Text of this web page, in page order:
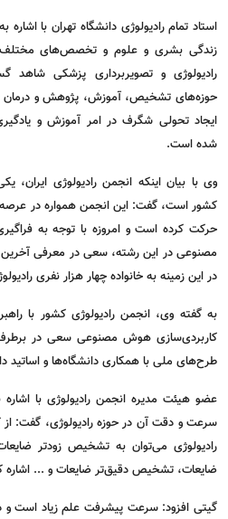
استاد تمام رادیولوژی دانشگاه تهران با
زندگی بشری و علوم و تخصص‌های
رادیولوژی و تصویربرداری پزشکی
حوزه‌های تشخیص، آموزش، پژوهش و
ایجاد تحولی شگرف در امر آموزش و
شده است.
وی با بیان اینکه انجمن رادیولوژی
کشور است، گفت: این انجمن همواره در
حرکت کرده است و امروزه با توجه به
مصنوعی در این رشته، سعی در معرفی آخرین
در این زمینه به خانواده چهار هزار نفری
به گفته وی، انجمن رادیولوژی کشور با
کاربردی‌سازی هوش مصنوعی سعی در
طرح‌های ملی با همکاری دانشگاه‌ها و اساتید
سرعت و دقت آن در حوزه رادیولوژی، گفت:
رادیولوژی می‌توان به تشخیص زودتر
ضایعات، تشخیص دقیق‌تر ضایعات و ... اشاره
گیتی افزود: سرعت پیشرفت علم زیاد است و